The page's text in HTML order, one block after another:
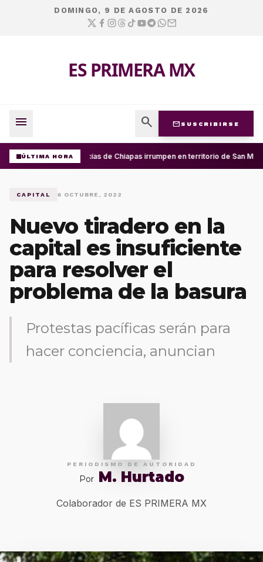
DOMINGO, 9 DE AGOSTO DE 2026
ES PRIMERA MX
menu search mail SUSCRIBIRSE
ÚLTIMA HORAPolicías de Chiapas irrumpen en territorio de San
CAPITAL 6 OCTUBRE, 2022
Nuevo tiradero en la
capital es insuficiente
para resolver el
problema de la basura
Protestas pacíficas serán para
hacer conciencia, anuncian
PERIODISMO DE AUTORIDAD
Por M. Hurtado
Colaborador de ES PRIMERA MX